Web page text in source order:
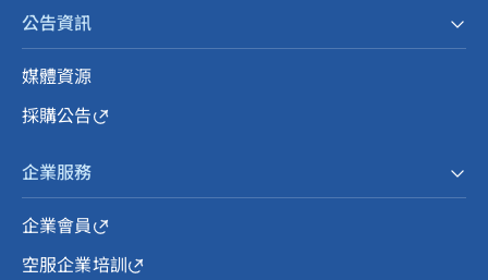
公告資訊
媒體資源
採購公告
企業服務
企業會員
空服企業培訓